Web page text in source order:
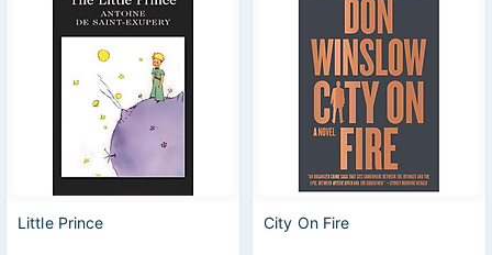
Little Prince City On Fire